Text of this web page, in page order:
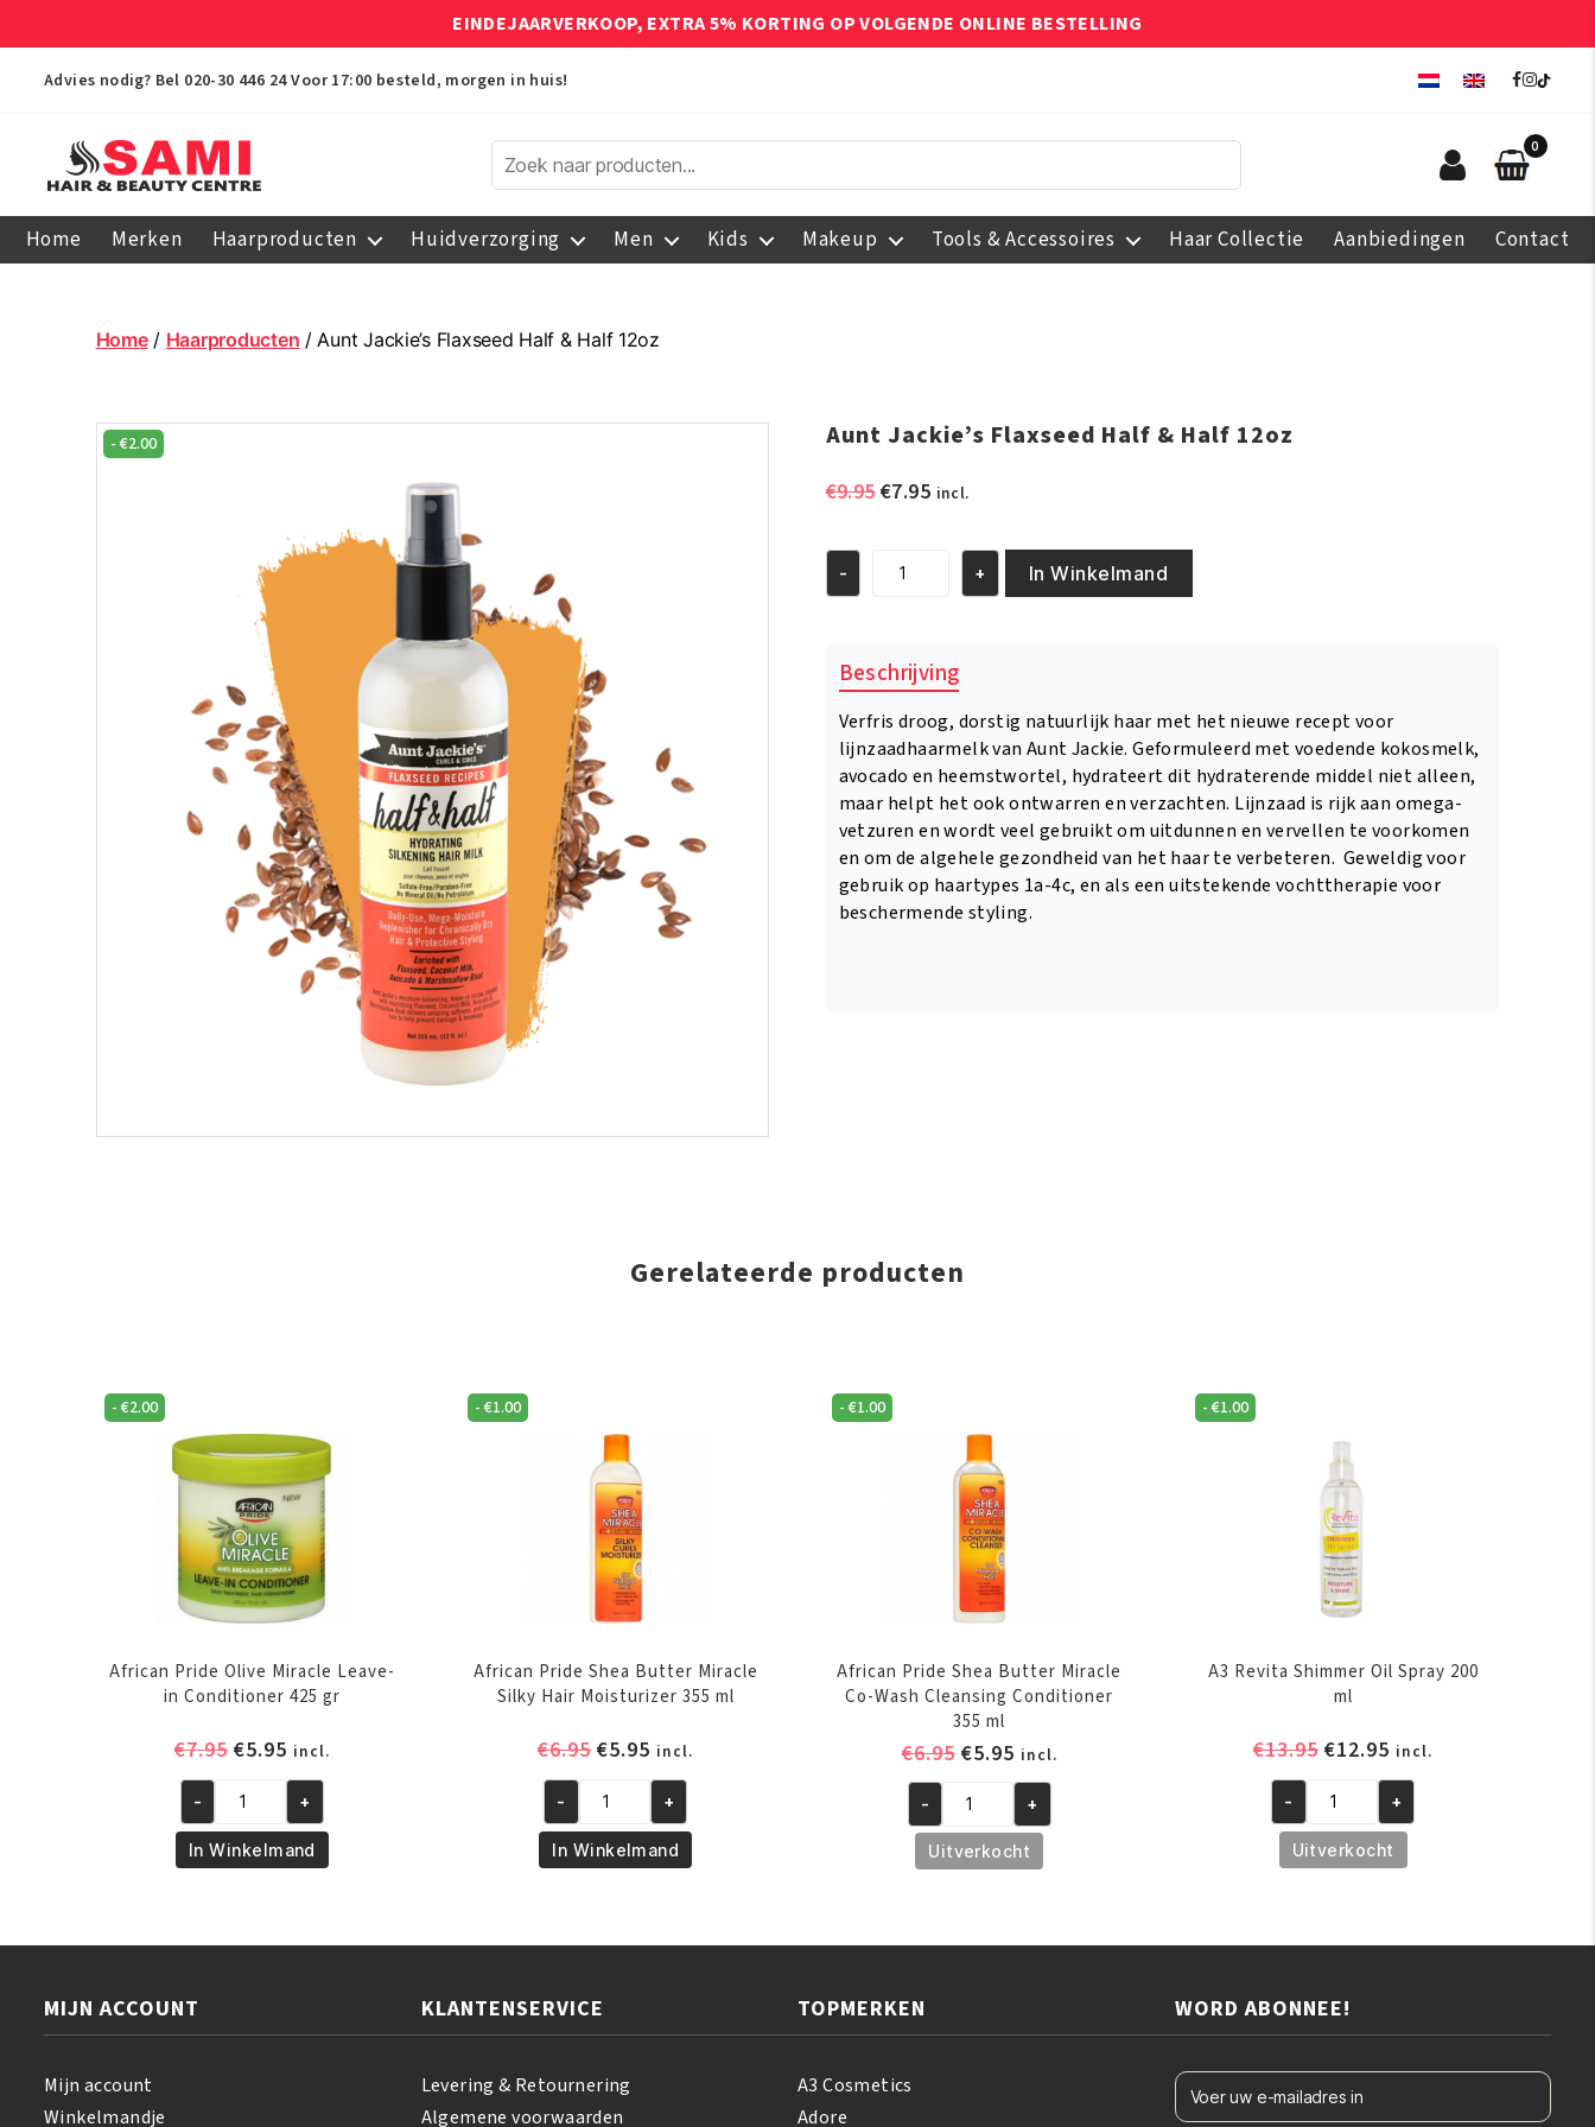
EINDEJAARVERKOOP, EXTRA 5% KORTING OP VOLGENDE ONLINE BESTELLING
Advies nodig? Bel 020-30 446 24 Voor 17:00 besteld, morgen in huis!
Hair
Centre
0
Home Merken Haarproducten Huidverzorging Men Kids Makeup Tools & Accessoires Haar Collectie Aanbiedingen Contact
Home/ Haarproducten / Aunt Jackie’s Flaxseed Half & Half 12oz
- €2.00 Aunt Jackie’s Flaxseed Half & Half 12oz
€9.95Oorspronkelijke
€9.95.
€7.95Huidige
€7.95.
incl.
Aunt
12oz
aantal
- + In Winkelmand
Beschrijving
Verfris droog, dorstig natuurlijk haar met het nieuwe recept voor
lijnzaadhaarmelk van Aunt Jackie. Geformuleerd met voedende kokosmelk,
avocado en heemstwortel, hydrateert dit hydraterende middel niet alleen,
maar helpt het ook ontwarren en verzachten. Lijnzaad is rijk aan omega-
vetzuren en wordt veel gebruikt om uitdunnen en vervellen te voorkomen
en om de algehele gezondheid van het haar te verbeteren. Geweldig voor
gebruik op haartypes 1a-4c, en als een uitstekende vochttherapie voor
beschermende styling.
Gerelateerde producten
- €2.00
African Pride Olive Miracle Leave-
in Conditioner 425 gr
€7.95 Oorspronkelijke
was:
€7.95.
€5.95Huidige
prijs
is:
€5.95.
incl.
African
Pride
Olive
425
gr
- +
In Winkelmand
-€1.00
African Pride Shea Butter Miracle
Silky Hair Moisturizer 355 ml
€6.95Oorspronkelijke
was:
€6.95.
€5.95 Huidige
prijs
is:
€5.95.
incl.
African
Pride
Shea
Moisturizer
355
aantal
- +
In Winkelmand
- €1.00
African Pride Shea Butter Miracle
Co-Wash Cleansing Conditioner
355 ml
€6.95 Oorspronkelijke
was:
€6.95.
€5.95Huidige
prijs
is:
€5.95.
incl.
African
Pride
Shea
Cleansing
Conditioner
- +
Uitverkocht
-€1.00
A3 Revita Shimmer Oil Spray 200
ml
€13.95 Oorspronkelijke
was:
€13.95.
€12.95 Huidige
prijs
is:
€12.95.
incl.
A3
Revita
Shimmer
aantal
- +
Uitverkocht
MIJN ACCOUNT
Mijn account
Winkelmandje
KLANTENSERVICE
Levering & Retournering
Algemene voorwaarden
TOPMERKEN
A3 Cosmetics
Adore
WORD ABONNEE!